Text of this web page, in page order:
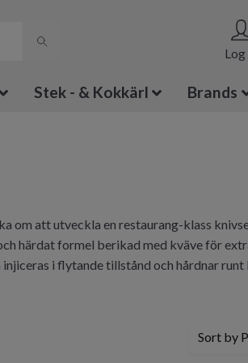
Log
Stek - & Kokkärl Brands
om att utveckla en restaurang-klass
härdat formel berikad med kväve för
i flytande tillstånd och hårdnar runt